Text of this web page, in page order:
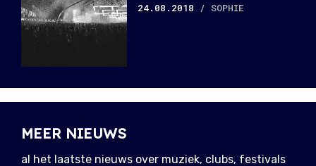
24.08.2018 / SOPHIE
MEER NIEUWS
al het laatste nieuws over muziek, clubs, festivals